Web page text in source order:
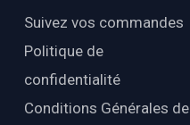
Suivez vos commandes
Politique de
confidentialité
Conditions Générales de